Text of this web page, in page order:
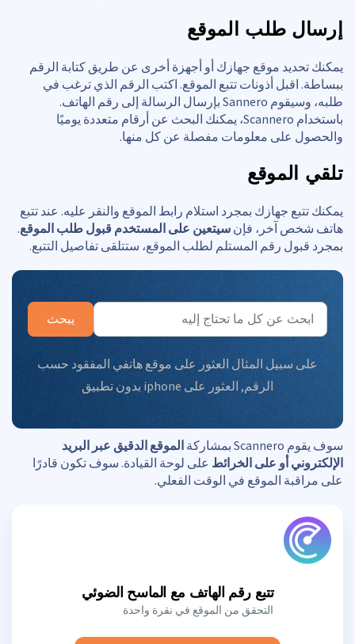
إرسال طلب الموقع
يمكنك تحديد موقع جهازك أو أجهزة أخرى عن طريق كتابة الرقم
ببساطة. اقبل أذونات تتبع الموقع. اكتب الرقم الذي ترغب في
طلبه، وسيقوم Sannero بإرسال الرسالة إلى رقم الهاتف.
باستخدام Scannero، يمكنك البحث عن أرقام متعددة يوميًا
والحصول على معلومات مفصلة عن كل منها.
تلقي الموقع
يمكنك تتبع جهازك بمجرد استلام رابط الموقع والنقر عليه. عند تتبع
هاتف شخص آخر، فإن سيتعين على المستخدم قبول طلب الموقع.
بمجرد قبول رقم المستلم لطلب الموقع، ستتلقى تفاصيل التتبع.
يبحث
على سبيل المثال العثور على موقع هاتفي المفقود حسب
الرقم, العثور على iphone بدون تطبيق
سوف يقوم Scannero بمشاركة
الموقع الدقيق عبر البريد
الإلكتروني أو على الخرائط على لوحة القيادة. سوف تكون قادرًا
على مراقبة الموقع في الوقت الفعلي.
تتبع رقم الهاتف مع الماسح الضوئي
التحقق من الموقع في نقرة واحدة